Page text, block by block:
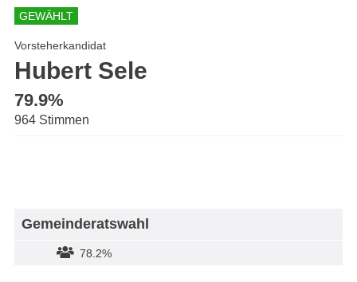
GEWÄHLT
Vorsteherkandidat
Hubert Sele
79.9%
964 Stimmen
Gemeinderatswahl
78.2%